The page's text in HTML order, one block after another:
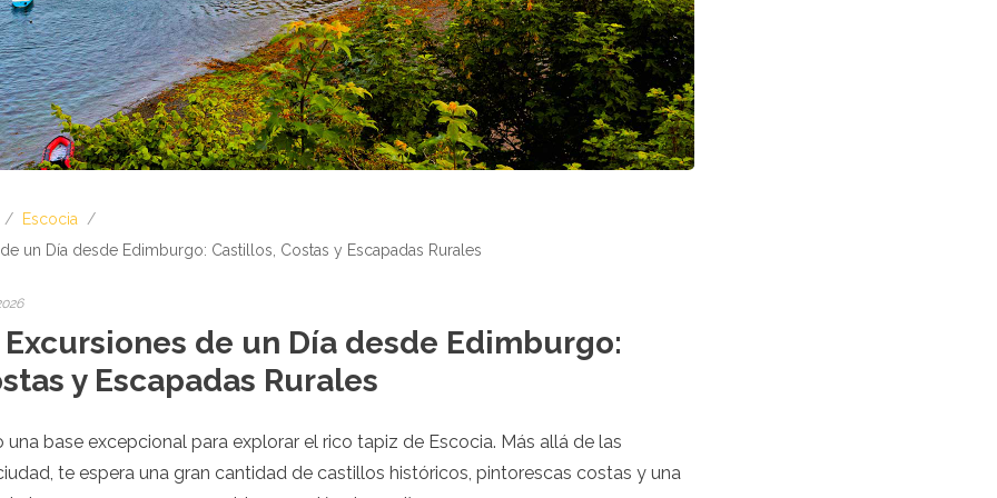
/ Escocia
/
un Día desde Edimburgo: Castillos, Costas y Escapadas Rurales
de un Día desde Edimburgo:
y Escapadas Rurales
base excepcional para explorar el rico tapiz de Escocia. Más allá de las
te espera una gran cantidad de castillos históricos, pintorescas costas y una